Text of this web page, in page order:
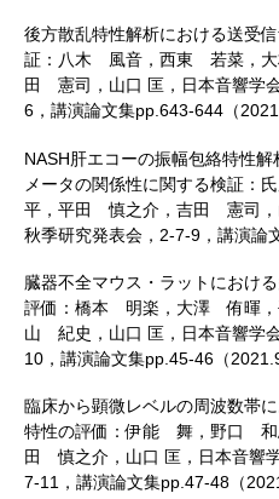
後方散乱特性解析における送受
証：八木 風音，西東 若菜，
田 憲司，山口 匡，日本音響学
6，講演論文集pp.643-644（
NASH肝エコーの振幅包絡特性
メータの関係性に関する検証
平，平田 慎之介，吉田 憲司，
秋季研究発表会，2-7-9，講演論
臓器不全マウス・ラットにおけ
評価：橋本 明楽，大澤 侑暉
山 紀史，山口 匡，日本音響学
10，講演論文集pp.45-46（2021.9
臨床から顕微レベルの周波数帯
特性の評価：伊能 舞，野口
田 慎之介，山口 匡，日本音響
7-11，講演論文集pp.47-48（